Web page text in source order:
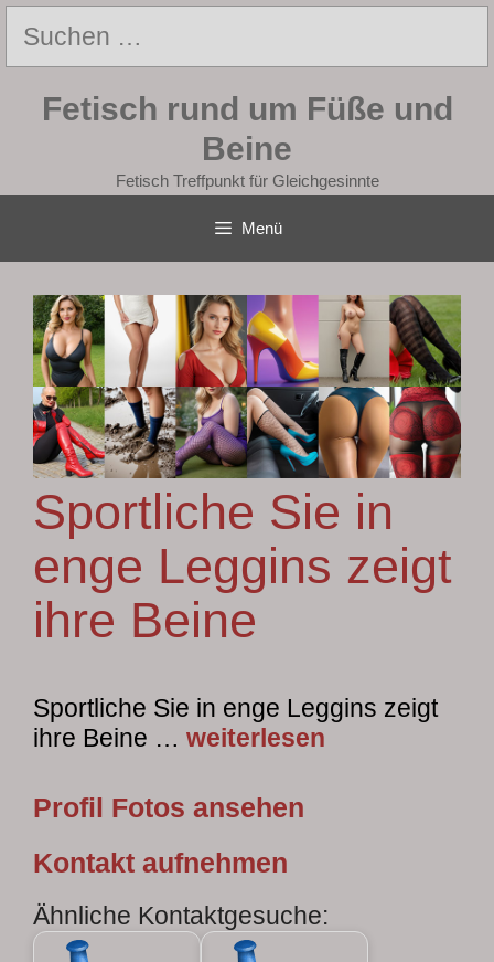
Zum
Inhalt
springen
nach:
Fetisch rund um Füße und
Beine
Fetisch Treffpunkt für Gleichgesinnte
Menü
Sportliche Sie in
enge Leggins zeigt
ihre Beine
Sportliche Sie in enge Leggins zeigt
ihre Beine … weiterlesen
Profil Fotos ansehen
Kontakt aufnehmen
Ähnliche Kontaktgesuche: